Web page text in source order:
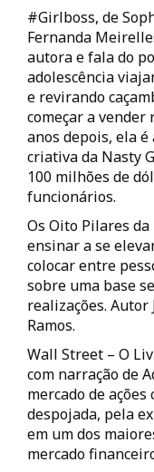
#Girlboss, de
Fernanda
autora e fala do
adolescência
e revirando
começar a vender
anos depois, ela
criativa da Nasty
100 milhões de
funcionários.
Os Oito Pilares
ensinar a se
colocar entre
sobre uma base
realizações. Autor
Ramos.
Wall Street – O
com narração de
mercado de
despojada, pela
em um dos
mercado